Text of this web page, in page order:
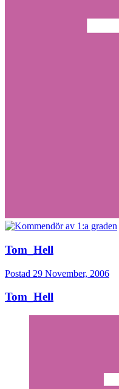
Tom_Hell
Postad 29 November, 2006
Tom_Hell